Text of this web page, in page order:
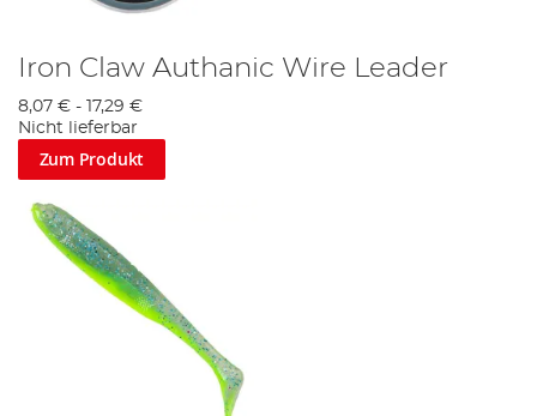
Iron Claw Authanic Wire Leader
8,07 € -
17,29 €
Nicht lieferbar
Zum Produkt